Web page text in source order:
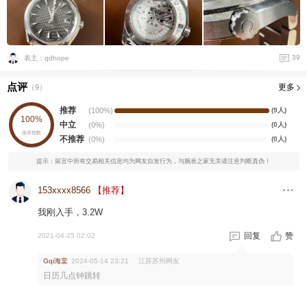
表主：qdhope 39
点评（9） 更多
100%
推荐指数
推荐 (100%) (9人)
中立 (0%) (0人)
不推荐 (0%) (0人)
提示：留言中所有交易相关信息均为网友自发行为，与腕表之家无关请注意判断真伪！
153xxxx8566 【推荐】
我刚入手，3.2W
2021-04-25 02:02 回复 赞
Gqi海棠 2024-05-14 23:21 江苏苏州网友
日历几点钟跳转